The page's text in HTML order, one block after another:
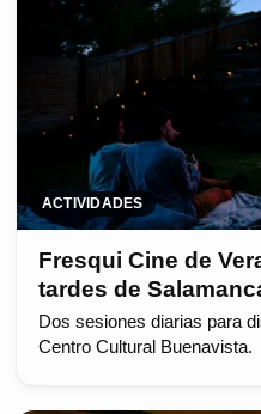
ACTIVIDADES
Fresqui Cine de
tardes de
Dos sesiones diarias para
Centro Cultural Buenavista.